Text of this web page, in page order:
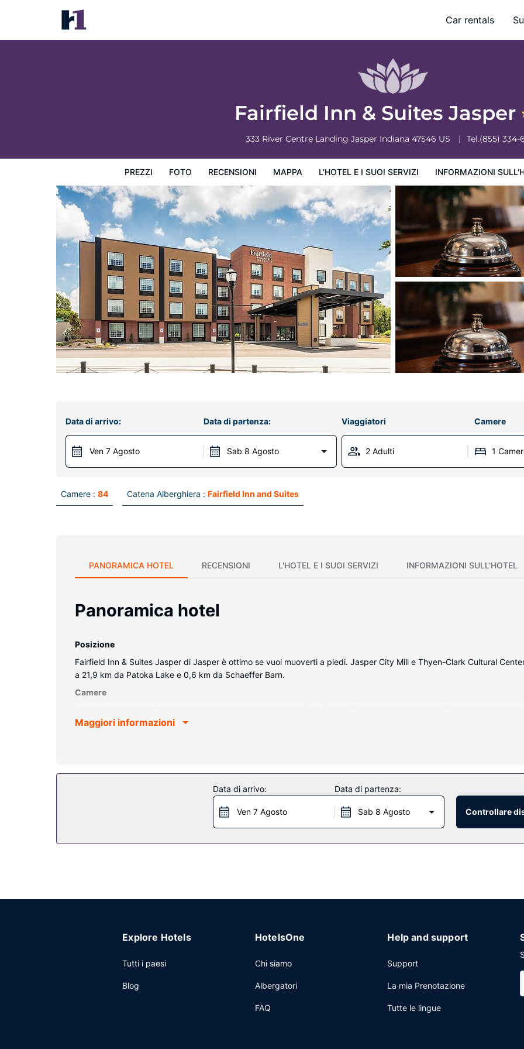
Car rentals
Fairfield Inn & Suites Jasper
333 River Centre Landing Jasper Indiana 47546 US Tel.(855) 334-
PREZZI FOTO RECENSIONI MAPPA L'HOTEL E I SUOI SERVIZI INFORMAZIONI
Fairfield Inn & Suites Jasper
Prezzi Condizioni dell'hotel
Data di arrivo:
Ven 7 Agosto
Data di partenza:
Sab 8 Agosto
Viaggiatori Camere
2 Adulti 1
Camere : 84 Catena Alberghiera : Fairfield Inn and Suites
PANORAMICA HOTEL RECENSIONI L'HOTEL E I SUOI SERVIZI INFORMAZIONI SULL'HOTEL
Panoramica hotel
Posizione
Fairfield Inn & Suites Jasper di Jasper è ottimo se vuoi muoverti a piedi. Jasper City Mill e Thyen-Clark Cultural
a 21,9 km da Patoka Lake e 0,6 km da Schaeffer Barn.
Camere
bagno in camera dispone di vasca o doccia, set di cortesia gratuiti e asciugacapelli. I comfort includono scrivanie,
Fairfield Inn & Suites Jasper include un minimarket. La colazione a buffet è servita gratuitamente dalle ore 06:00 alle
Maggiori informazioni
Data di arrivo:
Ven 7 Agosto
Data di partenza:
Sab 8 Agosto Controllare
Explore Hotels
Tutti i paesi
Blog
HotelsOne
Chi siamo
Albergatori
FAQ
Help and support
Support
La mia Prenotazione
Tutte le lingue